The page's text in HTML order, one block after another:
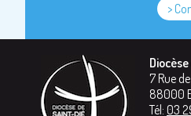
>
7 Rue
88000
Tél: 03